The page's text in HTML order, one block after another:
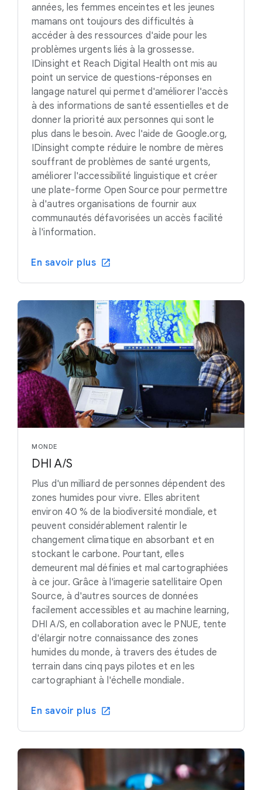
années, les femmes enceintes et les jeunes
mamans ont toujours des difficultés à
accéder à des ressources d'aide pour les
problèmes urgents liés à la grossesse.
IDinsight et Reach Digital Health ont mis au
point un service de questions-réponses en
langage naturel qui permet d'améliorer l'accès
à des informations de santé essentielles et de
donner la priorité aux personnes qui sont le
plus dans le besoin. Avec l'aide de Google.org,
IDinsight compte réduire le nombre de mères
souffrant de problèmes de santé urgents,
améliorer l'accessibilité linguistique et créer
une plate-forme Open Source pour permettre
à d'autres organisations de fournir aux
communautés défavorisées un accès facilité
à l'information.
En savoir plus
MONDE
DHI A/S
Plus d'un milliard de personnes dépendent des
zones humides pour vivre. Elles abritent
environ 40 % de la biodiversité mondiale, et
peuvent considérablement ralentir le
changement climatique en absorbant et en
stockant le carbone. Pourtant, elles
demeurent mal définies et mal cartographiées
à ce jour. Grâce à l'imagerie satellitaire Open
Source, à d'autres sources de données
facilement accessibles et au machine learning,
DHI A/S, en collaboration avec le PNUE, tente
d'élargir notre connaissance des zones
humides du monde, à travers des études de
terrain dans cinq pays pilotes et en les
cartographiant à l'échelle mondiale.
En savoir plus